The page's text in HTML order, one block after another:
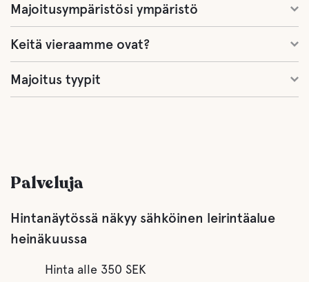
Majoitusympäristösi ympäristö
Keitä vieraamme ovat?
Majoitus tyypit
Palveluja
Hintanäytössä näkyy sähköinen leirintäalue
heinäkuussa
Hinta alle 350 SEK